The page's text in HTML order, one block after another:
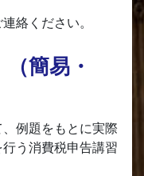
絡ください。
簡易・
例題をもとに実際
う消費税申告講習